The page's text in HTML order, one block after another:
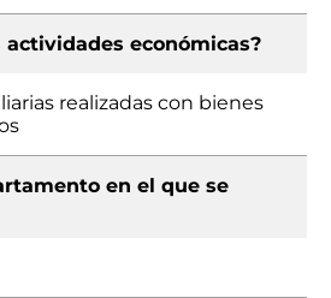
actividades económicas?
realizadas con bienes
en el que se